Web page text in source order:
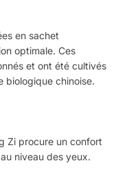
en sachet
optimale. Ces
et ont été cultivés
biologique chinoise.
Zi procure un confort
niveau des yeux.